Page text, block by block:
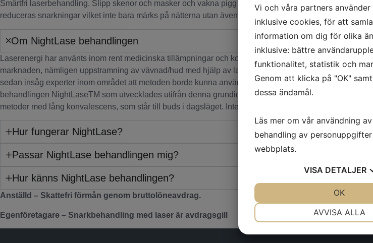
Smärtfri laserbehandling. Slipp skenor och masker och vakna pigg på morgonen. Inga biverkningar,
reduceras snarkningar vilket inte bara märks på nätterna utan även på dagarna då man blir piggare och
Om NightLase behandlingen
Laserenergi har använts inom rent medicinska tillämpningar och kosmetiska behandlingar i
marknaden, nämligen uppstramning av vävnad/hud med hjälp av laserbaserad värme. Detta har under
sedan insåg experter inom området att metoden borde kunna användas även för en uppstramning av
behandlingen NightLaseTM som utvecklades utifrån denna grundidé visade sig vara mycket effektiv
metoder med lång konvalescens, som står till buds i dagsläget. Inte heller bettskenor, syrgasmasker
Hur fungerar NightLase?
Passar NightLase behandlingen mig?
Hur känns NightLase behandlingen?
Anställd – Skattefri förmån genom bruttolöneavdrag.
Egenföretagare – Snarkbehandling med laser är avdragsgill
Vi och våra partners använder
inklusive cookies, för att
information om dig för olika
inklusive: bättre
funktionalitet, statistik och
Genom att klicka på "OK"
dessa ändamål.
Läs mer om vår användning
behandling av
webbplats.
VISA DETALJER
AVVISA ALLA
OK